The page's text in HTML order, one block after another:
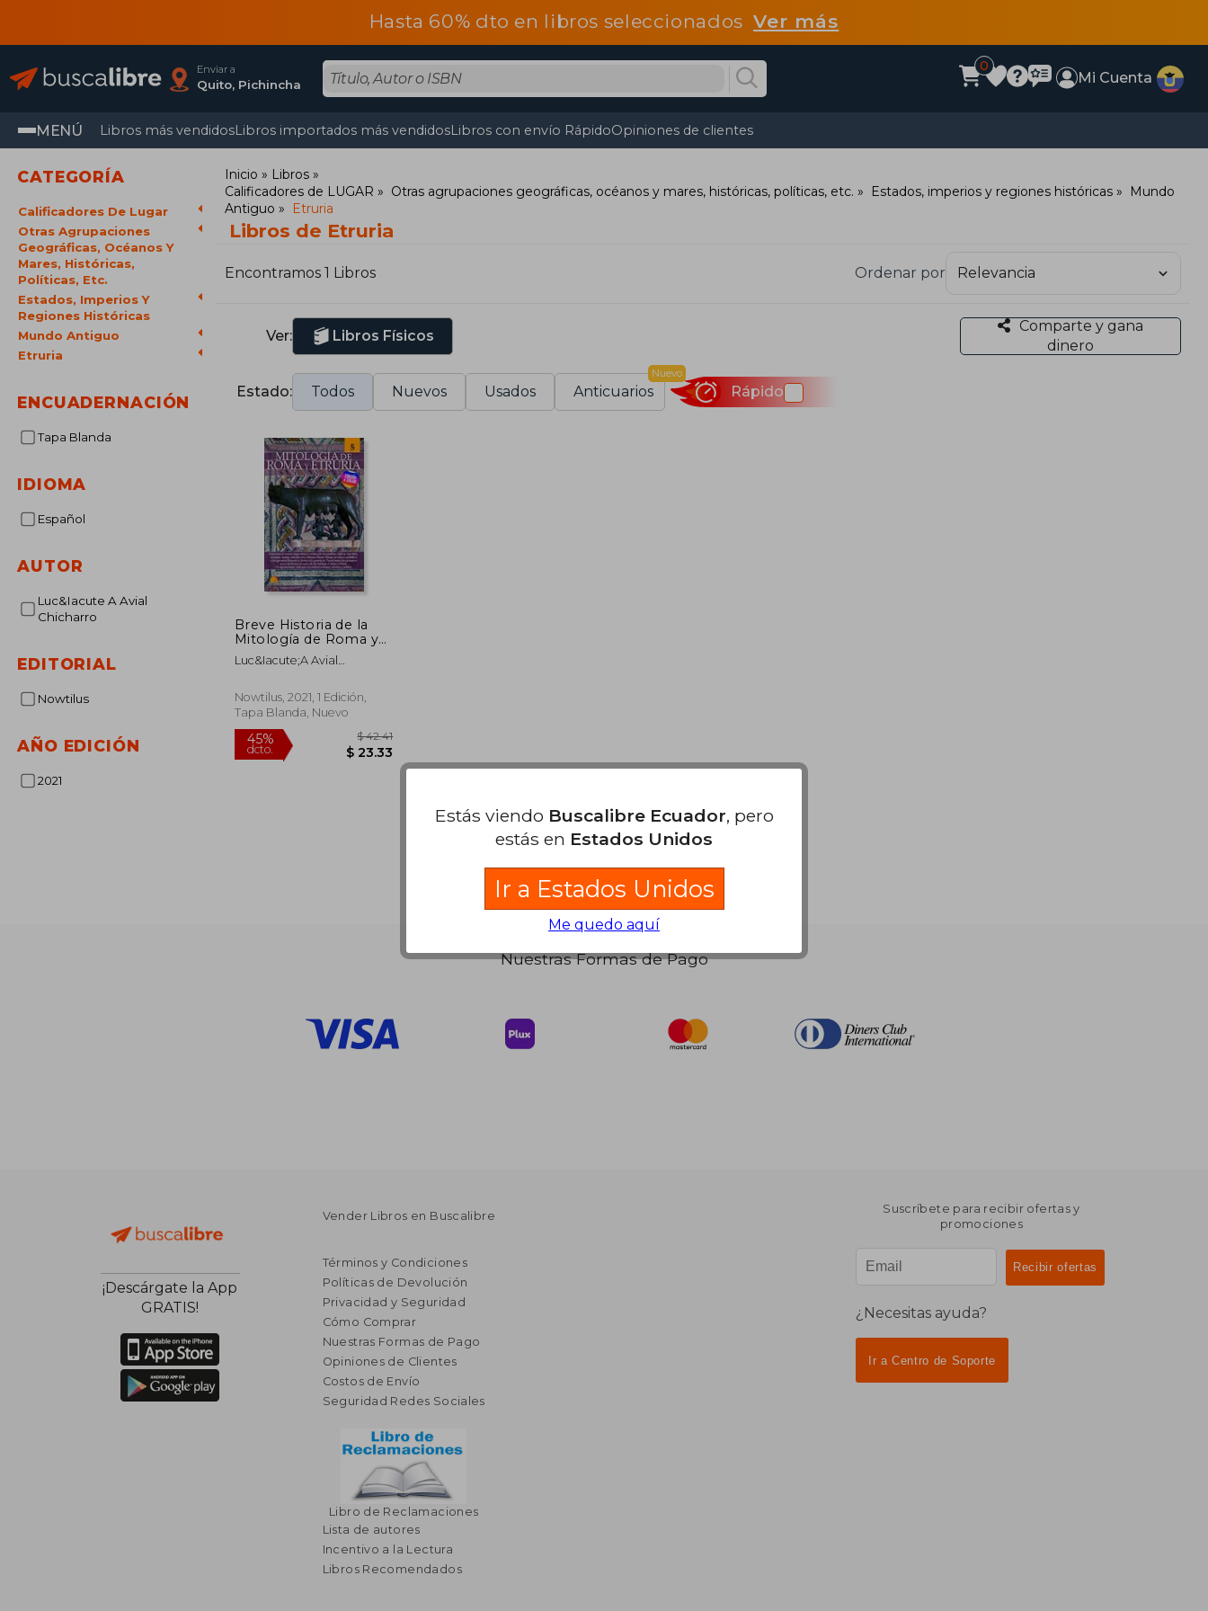
Hasta 60% dto en libros seleccionadosVer más
Enviar a
Quito, Pichincha
0
Mi Cuenta
MENÚ Libros más vendidosLibros importados más vendidosLibros con envío RápidoOpiniones de clientes
CATEGORÍA
Calificadores De Lugar
Otras Agrupaciones
Geográficas, Océanos Y
Mares, Históricas,
Políticas, Etc.
Estados, Imperios Y
Regiones Históricas
Mundo Antiguo
Etruria
ENCUADERNACIÓN
Tapa Blanda
IDIOMA
Español
AUTOR
Luc&Iacute A Avial
Chicharro
EDITORIAL
Nowtilus
AÑO EDICIÓN
2021
Inicio
Libros
Calificadores de LUGAR
Otras agrupaciones geográficas, océanos y mares, históricas, políticas, etc. Estados, imperios y regiones históricas
Mundo
Antiguo
Etruria
Libros de Etruria
Encontramos 1 Libros Ordenar por
Ver: Libros Físicos
Comparte y gana
dinero
Estado: Todos Nuevos Usados Anticuarios
Nuevo
Rápido
Breve Historia de la
Mitología de Roma y
Etruria n. E. Color:
Mitología 5
Luc&Iacute;A Avial
Nowtilus, 2021, 1 Edición,
Tapa Blanda, Nuevo
Nuestras Formas de Pago
¡Descárgate la App
GRATIS!
Vender Libros en Buscalibre
Términos y Condiciones
Políticas de Devolución
Privacidad y Seguridad
Cómo Comprar
Nuestras Formas de Pago
Opiniones de Clientes
Costos de Envío
Seguridad Redes Sociales
Libro de Reclamaciones
Lista de autores
Incentivo a la Lectura
Libros Recomendados
Suscríbete para recibir ofertas y
promociones
¿Necesitas ayuda?
Ir a Centro de Soporte
Estás viendo Buscalibre Ecuador, pero
estás en Estados Unidos
Ir a Estados Unidos
Me quedo aquí